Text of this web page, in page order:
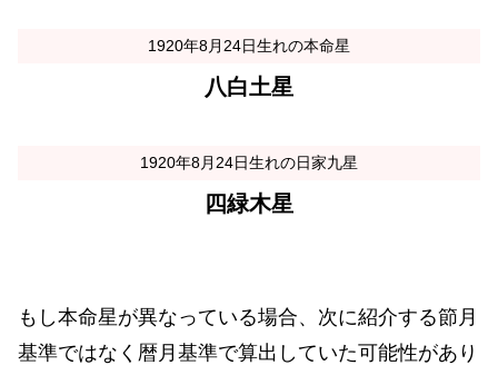
1920年8月24日生れの本命星
八白土星
1920年8月24日生れの日家九星
四緑木星
もし本命星が異なっている場合、次に紹介する節月
基準ではなく暦月基準で算出していた可能性があり